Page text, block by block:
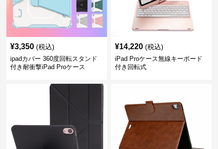
¥3,350 (税込)
ipadカバー 360度回転スタンド
付き耐衝撃iPad Proケース
¥14,220 (税込)
iPad Proケース無線キーボード
付き回転式